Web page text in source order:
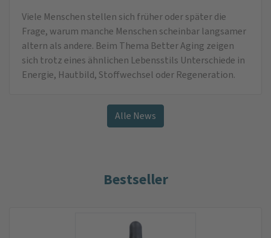
Viele Menschen stellen sich früher oder später die
Frage, warum manche Menschen scheinbar langsamer
altern als andere. Beim Thema Better Aging zeigen
sich trotz eines ähnlichen Lebensstils Unterschiede in
Energie, Hautbild, Stoffwechsel oder Regeneration.
Alle News
Bestseller